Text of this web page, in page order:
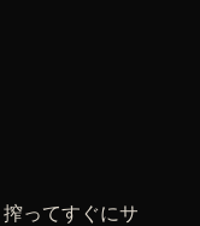
ってすぐにサ